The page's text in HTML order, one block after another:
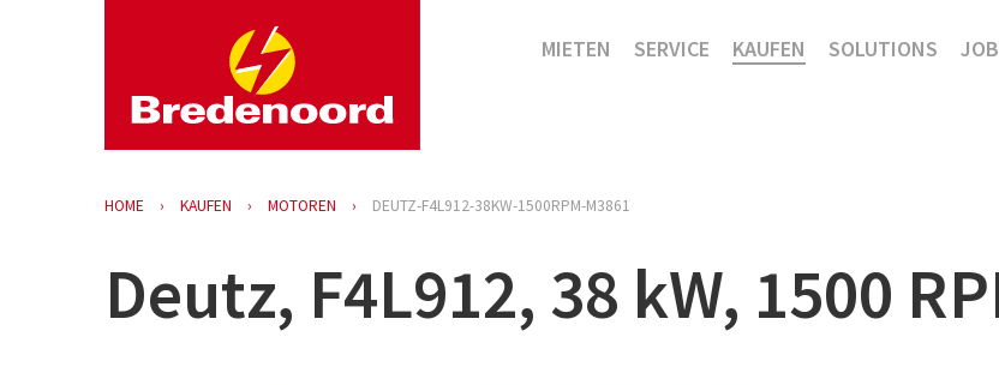
MIETEN SERVICE KAUFEN SOLUTIONS
HOME KAUFEN MOTOREN DEUTZ-F4L912-38KW-1500RPM-M3861
Deutz, F4L912, 38 kW, 1500